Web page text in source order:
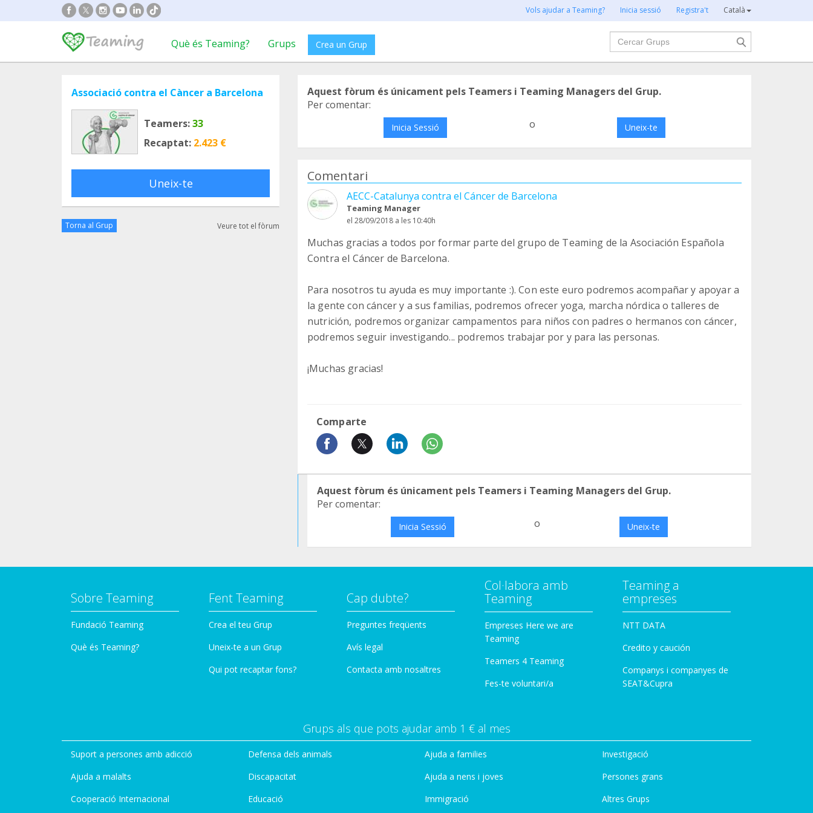
Vols ajudar a Teaming? Inicia sessió Registra't Català
Què és Teaming? Grups Crea un Grup
Cercar
Associació contra el Càncer a Barcelona
Teamers:33
Recaptat: 2.423 €
Uneix-te
Torna al Grup Veure tot el fòrum
Aquest fòrum és únicament pels Teamers i Teaming Managers del Grup.
Per comentar:
Inicia Sessió o Uneix-te
Comentari
AECC-Catalunya contra el Cáncer de Barcelona
Teaming Manager
el 28/09/2018 a les 10:40h
Muchas gracias a todos por formar parte del grupo de Teaming de la Asociación Española
Contra el Cáncer de Barcelona.
Para nosotros tu ayuda es muy importante :). Con este euro podremos acompañar y apoyar a
la gente con cáncer y a sus familias, podremos ofrecer yoga, marcha nórdica o talleres de
nutrición, podremos organizar campamentos para niños con padres o hermanos con cáncer,
podremos seguir investigando... podremos trabajar por y para las personas.
¡Muchas gracias!
Comparte
Aquest fòrum és únicament pels Teamers i Teaming Managers del Grup.
Per comentar:
Inicia Sessió o Uneix-te
Sobre Teaming
Fundació Teaming
Què és Teaming?
Fent Teaming
Crea el teu Grup
Uneix-te a un Grup
Qui pot recaptar fons?
Cap dubte?
Preguntes freqüents
Avís legal
Contacta amb nosaltres
Col·labora amb
Teaming
Empreses Here we are
Teaming
Teamers 4 Teaming
Fes-te voluntari/a
Teaming a
empreses
NTT DATA
Credito y caución
Companys i companyes de
SEAT&Cupra
Grups als que pots ajudar amb 1 € al mes
Suport a persones amb adicció
Ajuda a malalts
Cooperació Internacional
Defensa dels animals
Discapacitat
Educació
Ajuda a families
Ajuda a nens i joves
Immigració
Investigació
Persones grans
Altres Grups